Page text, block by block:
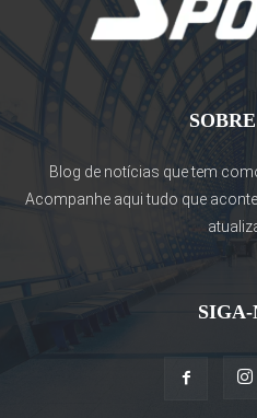
Blog de notícias que tem
Acompanhe aqui tudo que
SIGA-